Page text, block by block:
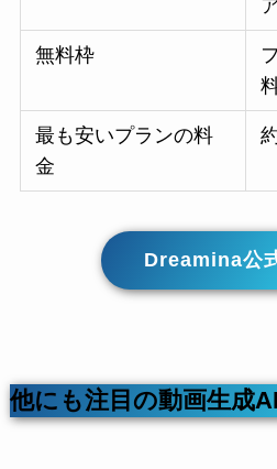
無料枠
最も安いプランの料
金
Dreamina公
他にも注目の動画生成